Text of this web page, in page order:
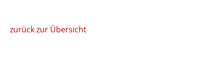
zurück zur Übersicht